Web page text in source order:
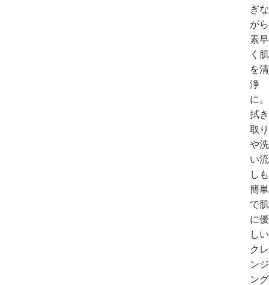
ぎな
がら
素早
く肌
を清
浄
に。
拭き
取り
や洗
い流
しも
簡単
で肌
に優
しい
クレ
ンジ
ング